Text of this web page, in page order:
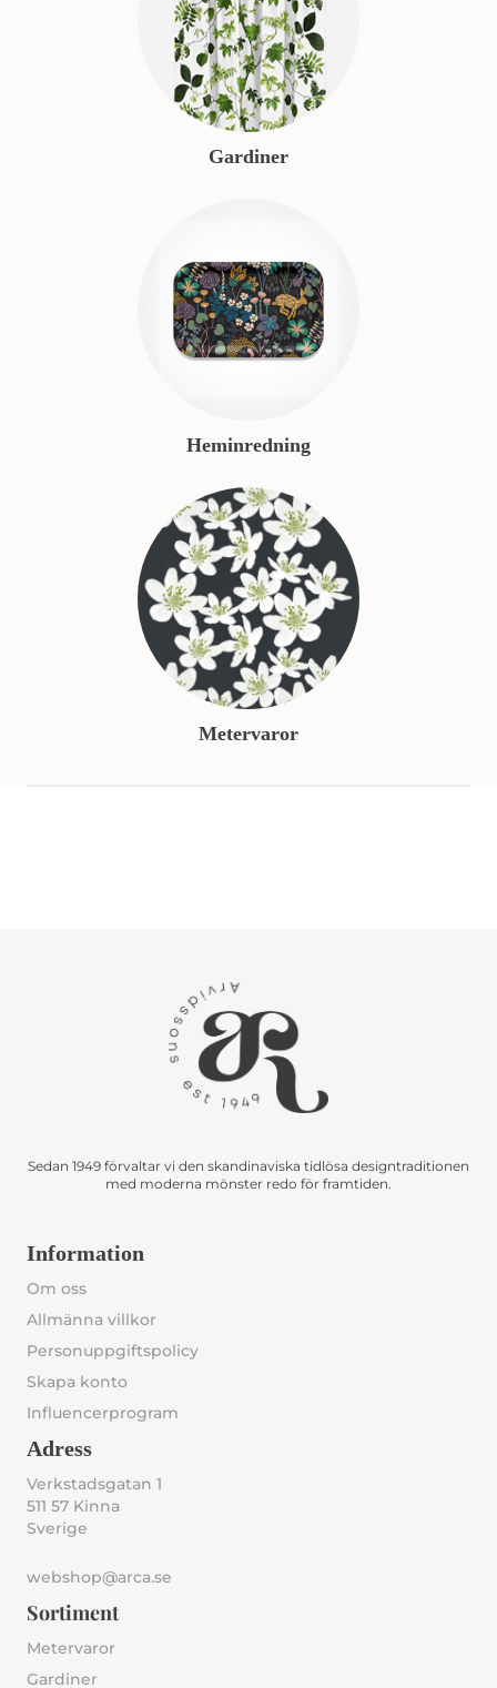
Gardiner
Heminredning
Metervaror
Sedan 1949 förvaltar vi den skandinaviska tidlösa designtraditionen
med moderna mönster redo för framtiden.
Information
Om oss
Allmänna villkor
Personuppgiftspolicy
Skapa konto
Influencerprogram
Adress
Verkstadsgatan 1
511 57 Kinna
Sverige
webshop@arca.se
Sortiment
Metervaror
Gardiner